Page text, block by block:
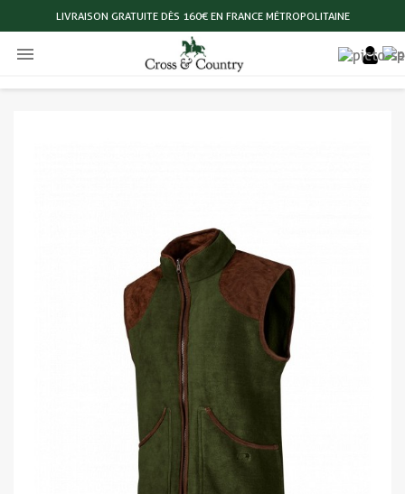
LIVRAISON GRATUITE DÈS 160€ EN FRANCE MÉTROPOLITAINE
